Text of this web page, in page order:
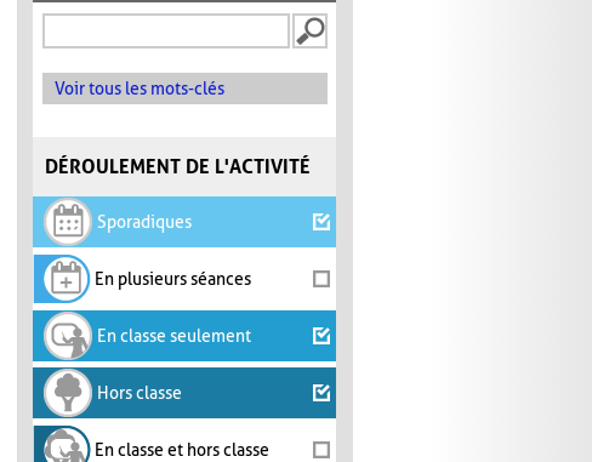
Voir tous les mots-clés
DÉROULEMENT DE L'ACTIVITÉ
Sporadiques
En plusieurs séances
En classe seulement
Hors classe
En classe et hors classe